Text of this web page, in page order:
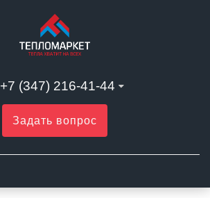
+7 (347) 216-41-44
Задать вопрос